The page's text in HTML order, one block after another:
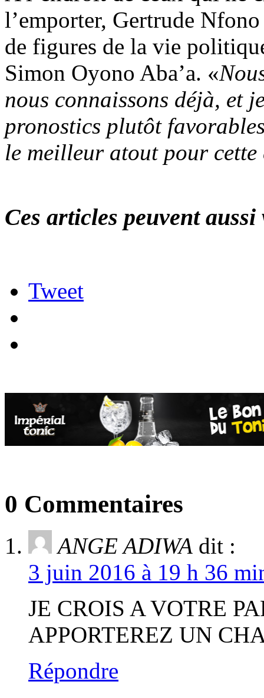
l’emporter, Gertrude
de figures de la vie
Simon Oyono Aba’a. «
nous connaissons déjà, et
pronostics plutôt
le meilleur atout pour cette
Ces articles peuvent
Tweet
0 Commentaires
ANGE ADIWA dit :
3 juin 2016 à 19 h 36
JE CROIS A VOTRE
APPORTEREZ UN
Répondre